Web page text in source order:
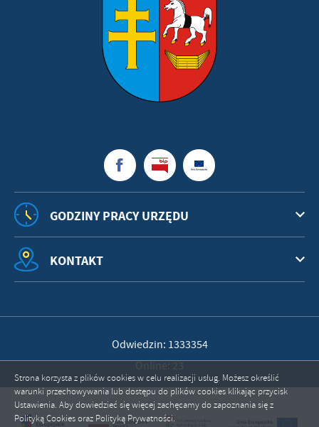
GODZINY PRACY URZĘDU
KONTAKT
Odwiedzin: 1333354
Strona korzysta z plików cookies w celu realizacji usług. Możesz określić
warunki przechowywania lub dostępu do plików cookies klikając przycisk
Ustawienia. Aby dowiedzieć się więcej zachęcamy do zapoznania się z
Polityką Cookies oraz Polityką Prywatności.
ZAPISZ WYBRANE